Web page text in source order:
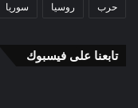
حرب روسيا سوريا
تابعنا على فيسبوك